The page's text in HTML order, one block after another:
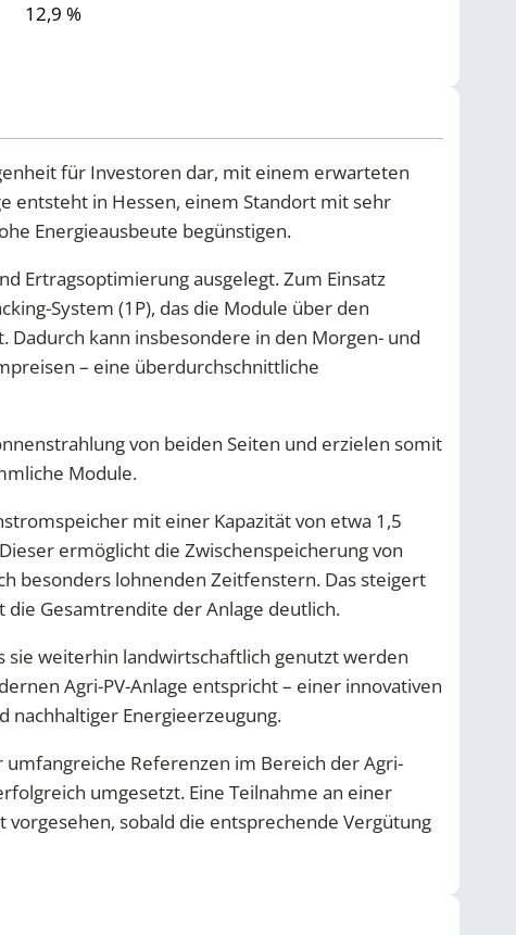
12,9 %
für Investoren dar, mit einem erwarteten
entsteht in Hessen, einem Standort mit sehr
Energieausbeute begünstigen.
Ertragsoptimierung ausgelegt. Zum Einsatz
System (1P), das die Module über den
Dadurch kann insbesondere in den Morgen- und
– eine überdurchschnittliche
von beiden Seiten und erzielen somit
Module.
mit einer Kapazität von etwa 1,5
ermöglicht die Zwischenspeicherung von
besonders lohnenden Zeitfenstern. Das steigert
Gesamtrendite der Anlage deutlich.
sie weiterhin landwirtschaftlich genutzt werden
Agri-PV-Anlage entspricht – einer innovativen
nachhaltiger Energieerzeugung.
Referenzen im Bereich der Agri-
umgesetzt. Eine Teilnahme an einer
sobald die entsprechende Vergütung